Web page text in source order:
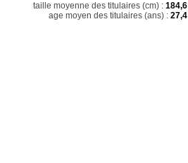
taille moyenne des titulaires (cm) : 184,6
age moyen des titulaires (ans) : 27,4